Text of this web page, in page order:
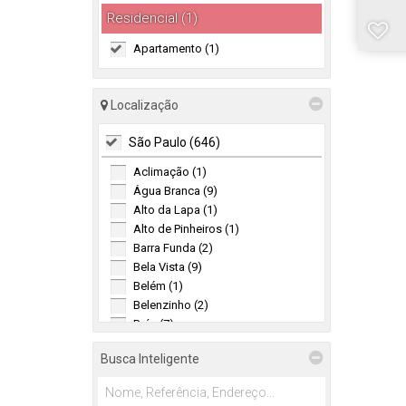
Residencial (1)
Apartamento (1)
Localização
São Paulo (646)
Aclimação (1)
Água Branca (9)
Alto da Lapa (1)
Alto de Pinheiros (1)
Barra Funda (2)
Bela Vista (9)
Belém (1)
Belenzinho (2)
Brás (7)
Brooklin (1)
Brooklin Novo (2)
Butantã (57)
Busca Inteligente